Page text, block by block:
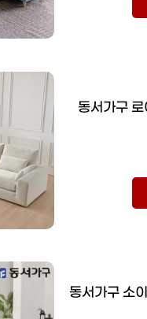
동서가구
동서가구 소